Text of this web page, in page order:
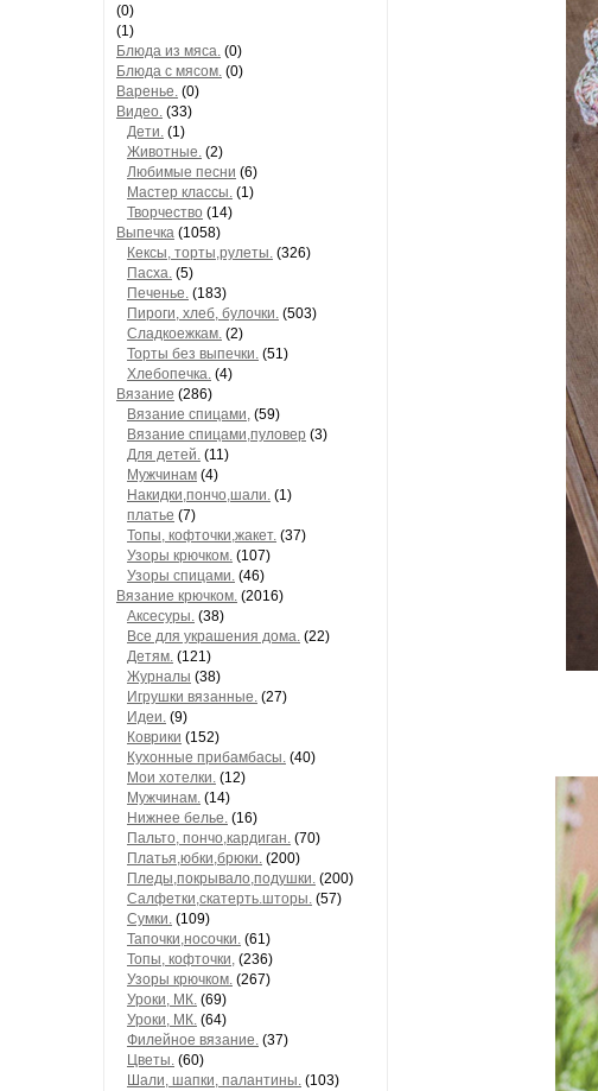
(0)
(1)
Блюда из мяса. (0)
Блюда с мясом. (0)
Варенье. (0)
Видео. (33)
Дети. (1)
Животные. (2)
Любимые песни (6)
Мастер классы. (1)
Творчество (14)
Выпечка (1058)
Кексы, торты,рулеты. (326)
Пасха. (5)
Печенье. (183)
Пироги, хлеб, булочки. (503)
Сладкоежкам. (2)
Торты без выпечки. (51)
Хлебопечка. (4)
Вязание (286)
Вязание спицами, (59)
Вязание спицами,пуловер (3)
Для детей. (11)
Мужчинам (4)
Накидки,пончо,шали. (1)
платье (7)
Топы, кофточки,жакет. (37)
Узоры крючком. (107)
Узоры спицами. (46)
Вязание крючком. (2016)
Аксесуры. (38)
Все для украшения дома. (22)
Детям. (121)
Журналы (38)
Игрушки вязанные. (27)
Идеи. (9)
Коврики (152)
Кухонные прибамбасы. (40)
Мои хотелки. (12)
Мужчинам. (14)
Нижнее белье. (16)
Пальто, пончо,кардиган. (70)
Платья,юбки,брюки. (200)
Пледы,покрывало,подушки. (200)
Салфетки,скатерть.шторы. (57)
Сумки. (109)
Тапочки,носочки. (61)
Топы, кофточки, (236)
Узоры крючком. (267)
Уроки, МК. (69)
Уроки, МК. (64)
Филейное вязание. (37)
Цветы. (60)
Шали, шапки, палантины. (103)